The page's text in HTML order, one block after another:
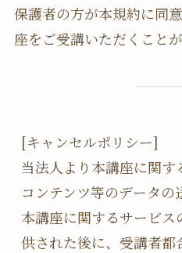
保護者の方が本規約に同
座をご受講いただくことが
[キャンセルポリシー]
当法人より本講座に関
コンテンツ等のデータ
本講座に関するサービ
供された後に、受講者